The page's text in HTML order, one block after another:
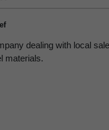
dealing with local
materials.